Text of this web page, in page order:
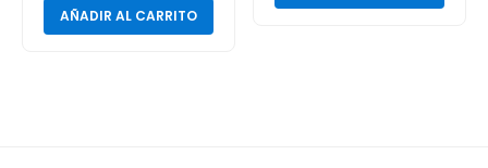
AÑADIR AL CARRITO